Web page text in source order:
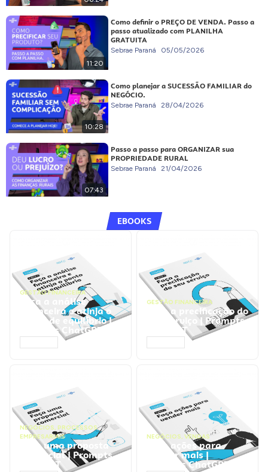
11:20
Como definir o PREÇO DE VENDA. Passo a
passo atualizado com PLANILHA
GRATUITA
Sebrae Paraná 05/05/2026
10:28
Como planejar a SUCESSÃO FAMILIAR do
NEGÓCIO.
Sebrae Paraná 28/04/2026
07:43
Passo a passo para ORGANIZAR sua
PROPRIEDADE RURAL
Sebrae Paraná 21/04/2026
EBOOKS
GESTÃO FINANCEIRA
Faça a análise
financeira e atinja o
ponto de equilíbrio |
Prompts ChatGPT
GESTÃO FINANCEIRA
Faça a precificação do
seu serviço | Prompts
ChatGPT
NEGÓCIOS, PROCESSOS
EMPRESARIAIS
Faça uma proposta
comercial | Prompts
ChatGPT
NEGÓCIOS, VENDAS
Faça ações para
vender mais |
Prompts ChatGPT